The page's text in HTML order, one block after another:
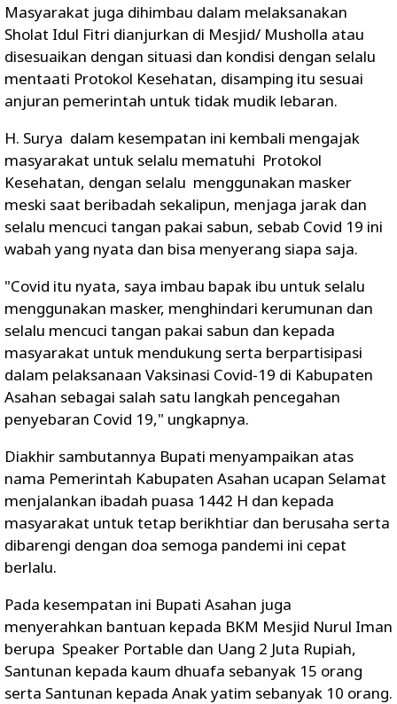
Masyarakat juga dihimbau dalam melaksanakan
Sholat Idul Fitri dianjurkan di Mesjid/ Musholla atau
disesuaikan dengan situasi dan kondisi dengan selalu
mentaati Protokol Kesehatan, disamping itu sesuai
anjuran pemerintah untuk tidak mudik lebaran.
H. Surya dalam kesempatan ini kembali mengajak
masyarakat untuk selalu mematuhi Protokol
Kesehatan, dengan selalu menggunakan masker
meski saat beribadah sekalipun, menjaga jarak dan
selalu mencuci tangan pakai sabun, sebab Covid 19 ini
wabah yang nyata dan bisa menyerang siapa saja.
"Covid itu nyata, saya imbau bapak ibu untuk selalu
menggunakan masker, menghindari kerumunan dan
selalu mencuci tangan pakai sabun dan kepada
masyarakat untuk mendukung serta berpartisipasi
dalam pelaksanaan Vaksinasi Covid-19 di Kabupaten
Asahan sebagai salah satu langkah pencegahan
penyebaran Covid 19," ungkapnya.
Diakhir sambutannya Bupati menyampaikan atas
nama Pemerintah Kabupaten Asahan ucapan Selamat
menjalankan ibadah puasa 1442 H dan kepada
masyarakat untuk tetap berikhtiar dan berusaha serta
dibarengi dengan doa semoga pandemi ini cepat
berlalu.
Pada kesempatan ini Bupati Asahan juga
menyerahkan bantuan kepada BKM Mesjid Nurul Iman
berupa Speaker Portable dan Uang 2 Juta Rupiah,
Santunan kepada kaum dhuafa sebanyak 15 orang
serta Santunan kepada Anak yatim sebanyak 10 orang.